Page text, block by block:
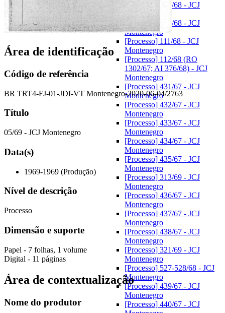
[Processo] 107/68 - JCJ
Montenegro
[Processo] 109/68 - JCJ
Montenegro
[Processo] 111/68 - JCJ
Montenegro
[Processo] 112/68 (RO
1302/67; AI 376/68) - JCJ
Montenegro
[Processo] 431/67 - JCJ
Montenegro
[Processo] 432/67 - JCJ
Montenegro
[Processo] 433/67 - JCJ
Montenegro
[Processo] 434/67 - JCJ
Montenegro
[Processo] 435/67 - JCJ
Montenegro
[Processo] 313/69 - JCJ
Montenegro
[Processo] 436/67 - JCJ
Montenegro
[Processo] 437/67 - JCJ
Montenegro
[Processo] 438/67 - JCJ
Montenegro
[Processo] 321/69 - JCJ
Montenegro
[Processo] 527-528/68 - JCJ
Montenegro
[Processo] 439/67 - JCJ
Montenegro
[Processo] 440/67 - JCJ
Área de identificação
Código de referência
BR TRT4-FJ-01-JDI-VT Montenegro-2020-06-04/2763
Título
05/69 - JCJ Montenegro
Data(s)
1969-1969 (Produção)
Nível de descrição
Processo
Dimensão e suporte
Papel - 7 folhas, 1 volume
Digital - 11 páginas
Área de contextualização
Nome do produtor